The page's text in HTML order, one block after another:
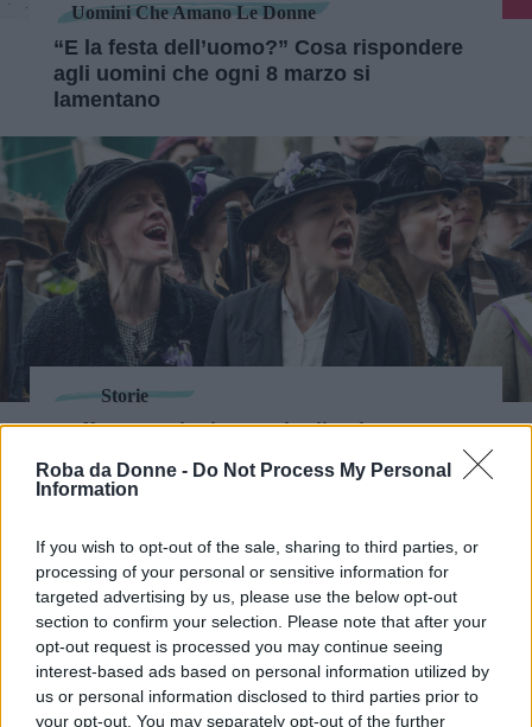
Roba da Donne - Do Not Process My Personal
Information
If you wish to opt-out of the sale, sharing to third parties, or
processing of your personal or sensitive information for
targeted advertising by us, please use the below opt-out
section to confirm your selection. Please note that after your
opt-out request is processed you may continue seeing
interest-based ads based on personal information utilized by
us or personal information disclosed to third parties prior to
your opt-out. You may separately opt-out of the further
Uomini Che Amano Le Donne
“E la festa dell’uomo?” Cosa rispondere
agli uomini che ogni 8 marzo si
lamentano
Storie
Suffragette: le donne "in direzione
ostinata e contraria" che cambiarono il
mondo